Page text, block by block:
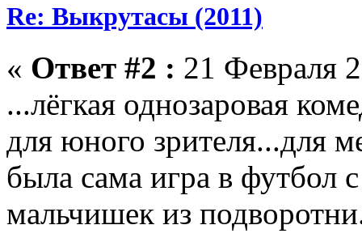
Re: Выкрутасы (2011)
« Ответ #2 : 21 Февраля
...лёгкая однозаровая
для юного зрителя...для
была сама игра в футбол
мальчишек из